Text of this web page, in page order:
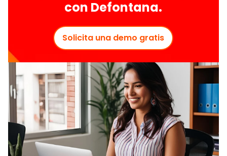
con Defontana.
Solicita una demo gratis